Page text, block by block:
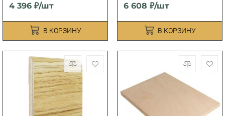
4 396 ₽/шт
В КОРЗИНУ
6 608 ₽/шт
В КОРЗИНУ